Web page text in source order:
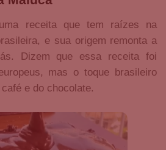
receita que tem raízes na
e sua origem remonta a
Dizem que essa receita foi
mas o toque brasileiro
e do chocolate.